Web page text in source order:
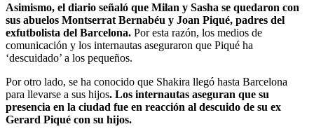
Asimismo, el diario señaló que Milan y Sasha se quedaron con
sus abuelos Montserrat Bernabéu y Joan Piqué, padres del
exfutbolista del Barcelona. Por esta razón, los medios de
comunicación y los internautas aseguraron que Piqué ha
‘descuidado’ a los pequeños.
Por otro lado, se ha conocido que Shakira llegó hasta Barcelona
para llevarse a sus hijos. Los internautas aseguran que su
presencia en la ciudad fue en reacción al descuido de su ex
Gerard Piqué con su hijos.